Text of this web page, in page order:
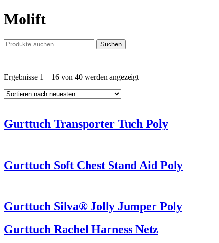
Molift
Suche
nach:
Suchen
Ergebnisse 1 – 16 von 40 werden angezeigtNach
Gurttuch Transporter Tuch Poly
Gurttuch Soft Chest Stand Aid Poly
Gurttuch Silva® Jolly Jumper Poly
Gurttuch Rachel Harness Netz